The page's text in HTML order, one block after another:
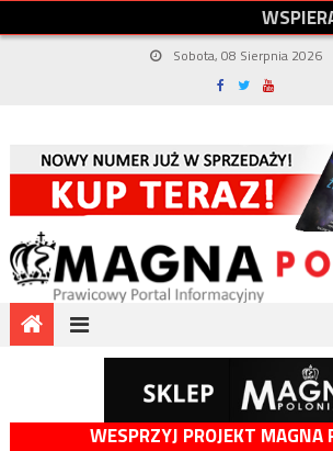
WSPIER
Sobota, 08 Sierpnia 2026
WESPRZYJ PROJEKT MAGNA